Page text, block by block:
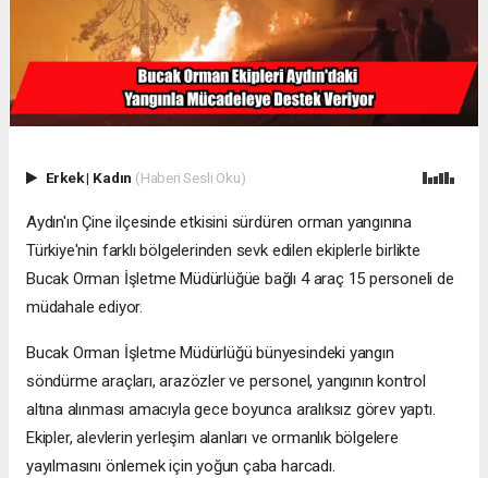
Erkek| Kadın (Haberi Sesli Oku)
Aydın'ın Çine ilçesinde etkisini sürdüren orman yangınına
Türkiye'nin farklı bölgelerinden sevk edilen ekiplerle birlikte
Bucak Orman İşletme Müdürlüğüe bağlı 4 araç 15 personeli de
müdahale ediyor.
Bucak Orman İşletme Müdürlüğü bünyesindeki yangın
söndürme araçları, arazözler ve personel, yangının kontrol
altına alınması amacıyla gece boyunca aralıksız görev yaptı.
Ekipler, alevlerin yerleşim alanları ve ormanlık bölgelere
yayılmasını önlemek için yoğun çaba harcadı.